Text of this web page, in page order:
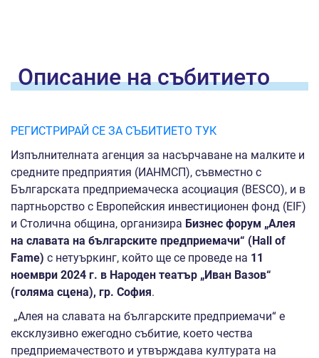
Oписание насъбитието
РЕГИСТРИРАЙ СЕ ЗА СЪБИТИЕТО ТУК
Изпълнителната агенция за насърчаване на малките и
средните предприятия (ИАНМСП), съвместно с
Българската предприемаческа асоциация (BESCO), и в
партньорство с Европейския инвестиционен фонд (EIF)
и Столична община, организира Бизнес форум „Алея
на славата на българските предприемачи“ (Hall of
Famе) с нетуъркинг, който ще се проведе на 11
ноември 2024 г. в Народен театър „Иван Вазов“
(голяма сцена), гр. София.
„Алея на славата на българските предприемачи“ е
ексклузивно ежегодно събитие, което чества
предприемачеството и утвърждава културата на